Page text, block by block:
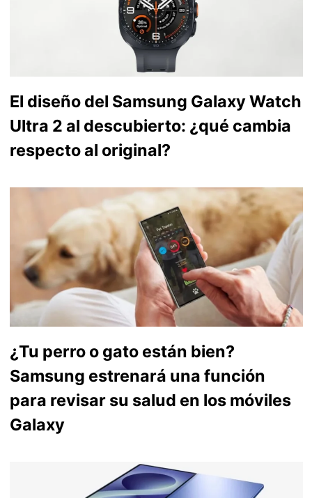
El diseño del Samsung Galaxy Watch
Ultra 2 al descubierto: ¿qué cambia
respecto al original?
¿Tu perro o gato están bien?
Samsung estrenará una función
para revisar su salud en los móviles
Galaxy